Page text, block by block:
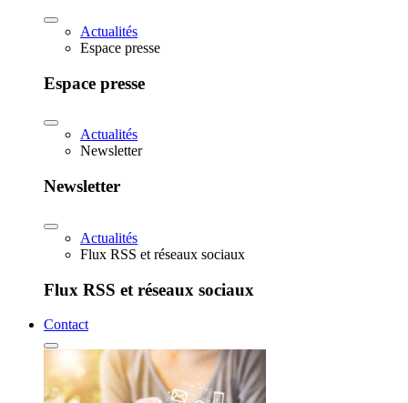
Actualités
Espace presse
Espace presse
Actualités
Newsletter
Newsletter
Actualités
Flux RSS et réseaux sociaux
Flux RSS et réseaux sociaux
Contact